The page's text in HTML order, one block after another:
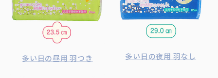
多い日の昼用 羽つき 多い日の夜用 羽なし